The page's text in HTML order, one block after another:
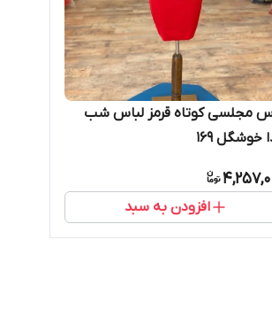
مجلسی کوتاه قرمز لباس شب
خوشگل ۱۶۹
افزودن به سبد